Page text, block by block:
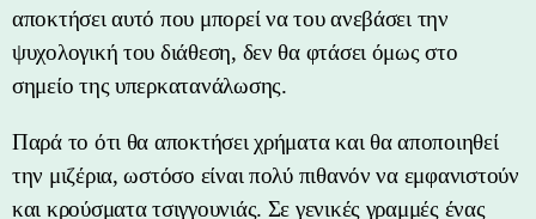
αποκτήσει αυτό που μπορεί να του ανεβάσει την
ψυχολογική του διάθεση, δεν θα φτάσει όμως στο
σημείο της υπερκατανάλωσης.
Παρά το ότι θα αποκτήσει χρήματα και θα αποποιηθεί
την μιζέρια, ωστόσο είναι πολύ πιθανόν να εμφανιστούν
και κρούσματα τσιγγουνιάς. Σε γενικές γραμμές ένας